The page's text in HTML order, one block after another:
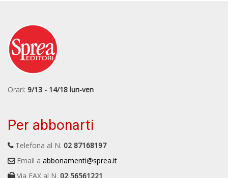
Orari: 9/13 - 14/18 lun-ven
Per abbonarti
Telefona al N. 02 87168197
Email a abbonamenti@sprea.it
Via FAX al N. 02 56561221